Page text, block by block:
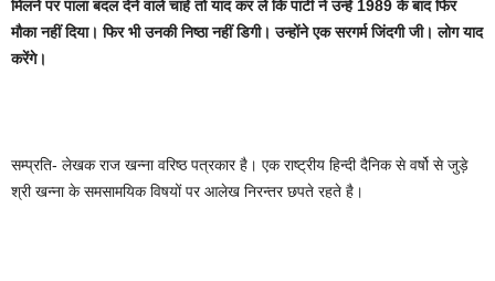
मिलने पर पाला बदल देने वाले चाहें तो याद कर लें कि पार्टी ने उन्हें 1989 के बाद फिर
मौका नहीं दिया। फिर भी उनकी निष्ठा नहीं डिगी। उन्होंने एक सरगर्म जिंदगी जी। लोग याद
करेंगे।
सम्प्रति- लेखक राज खन्ना वरिष्ठ पत्रकार है। एक राष्ट्रीय हिन्दी दैनिक से वर्षो से जुड़े
श्री खन्ना के समसामयिक विषयों पर आलेख निरन्तर छपते रहते है।